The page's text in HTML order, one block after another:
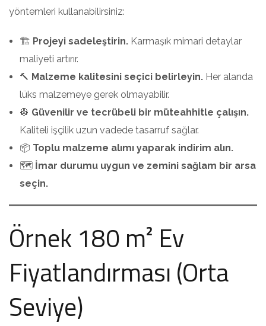
yöntemleri kullanabilirsiniz:
🏗️ Projeyi sadeleştirin. Karmaşık mimari detaylar
maliyeti artırır.
🔨 Malzeme kalitesini seçici belirleyin. Her alanda
lüks malzemeye gerek olmayabilir.
👷 Güvenilir ve tecrübeli bir müteahhitle çalışın.
Kaliteli işçilik uzun vadede tasarruf sağlar.
📦 Toplu malzeme alımı yaparak indirim alın.
🗺️ İmar durumu uygun ve zemini sağlam bir arsa
seçin.
Örnek 180 m² Ev
Fiyatlandırması (Orta
Seviye)